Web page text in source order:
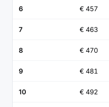
6 € 457
7 € 463
8 € 470
9 € 481
10 € 492